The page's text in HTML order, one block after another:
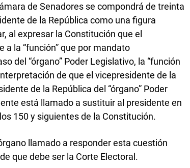
de Senadores se compondrá de treinta
de la República como una figura
al expresar la Constitución que el
la “función” que por mandato
del “órgano” Poder Legislativo, la “función
de que el vicepresidente de la
de la República del “órgano” Poder
está llamado a sustituir al presidente en
150 y siguientes de la Constitución.
llamado a responder esta cuestión
que debe ser la Corte Electoral.